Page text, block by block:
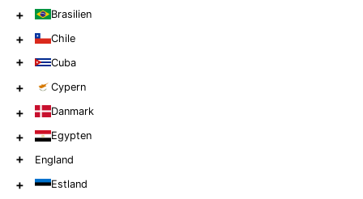
+ Brasilien
+ Chile
+ Cuba
+ Cypern
+ Danmark
+ Egypten
+ England
+ Estland